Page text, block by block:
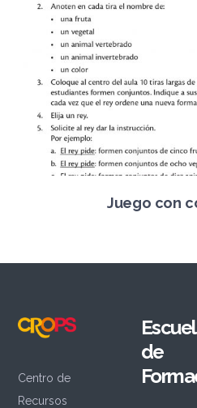
Juego con
Centro de
Recursos
de